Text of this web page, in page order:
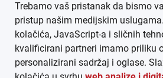
AGB
Trebamo vaš pristanak da bismo
pristup našim medijskim
kolačića, JavaScript-a i sličnih
kvalificirani partneri imamo priliku
personalizirani sadržaj i oglase.